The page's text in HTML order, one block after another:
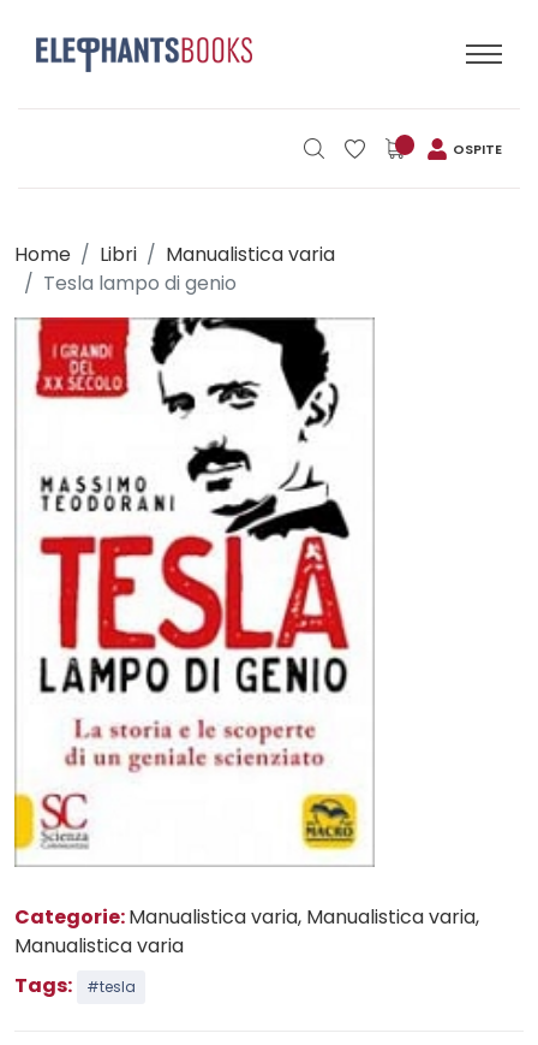
OSPITE
Home Libri
Manualistica varia
Tesla lampo di genio
Categorie:Manualistica varia, Manualistica varia,
Manualistica varia
Tags:
#tesla